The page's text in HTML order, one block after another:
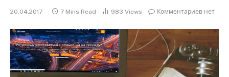
20.04.2017 7 Mins Read 983 Views Комментариев нет